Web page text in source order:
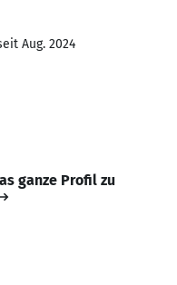
Aug. 2024
ganze Profil zu